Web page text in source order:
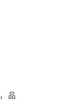
品